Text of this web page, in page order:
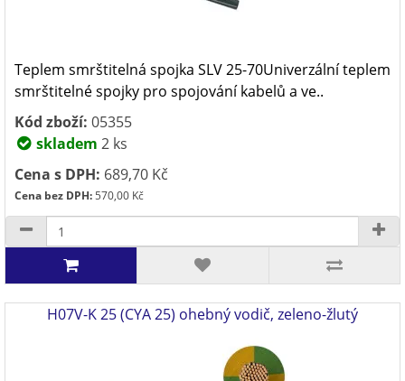
Teplem smrštitelná spojka SLV 25-70Univerzální teplem
smrštitelné spojky pro spojování kabelů a ve..
Kód zboží: 05355
skladem 2 ks
Cena s DPH: 689,70 Kč
Cena bez DPH:570,00 Kč
H07V-K 25 (CYA 25) ohebný vodič, zeleno-žlutý